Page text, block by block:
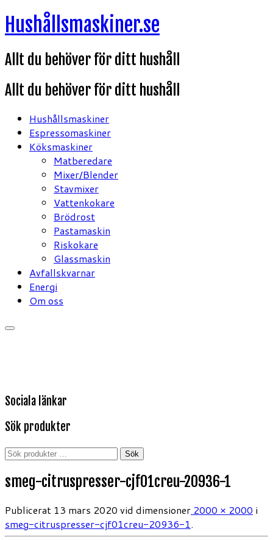
Hoppa
till
Hushållsmaskiner.se
Allt du behöver för ditt hushåll
Allt du behöver för ditt hushåll
Hushållsmaskiner
Espressomaskiner
Köksmaskiner
Matberedare
Mixer/Blender
Stavmixer
Vattenkokare
Brödrost
Pastamaskin
Riskokare
Glassmaskin
Avfallskvarnar
Energi
Om oss
Sociala länkar
Sök produkter
Sök
Sök
smeg-citruspresser-cjf01creu-20936-1
Publicerat 13 mars 2020 vid dimensioner 2000 × 2000 i
smeg-citruspresser-cjf01creu-20936-1.